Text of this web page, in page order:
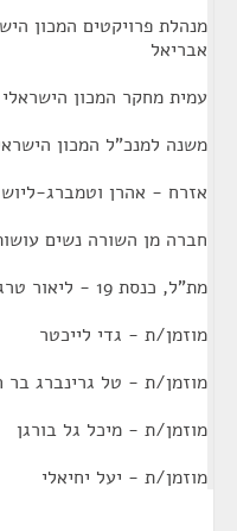
מנהלת פרויקטים המכון
אבריאל
עמית מחקר המכון הישראלי
משנה למנכ"ל המכון
אזרח - אהרן וטמברג-ליוש
חברה מן השורה נשים
מת"ל, כנסת 19 - ליאור טרגן
מוזמן/ת - גדי לייכטר
מוזמן/ת - טל גרינברג בר
מוזמן/ת - מיכל גל בורגן
מוזמן/ת - יעל יחיאלי